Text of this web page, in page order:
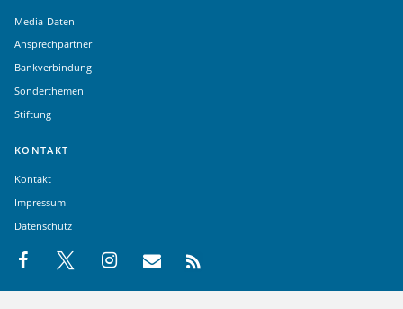
Media-Daten
Ansprechpartner
Bankverbindung
Sonderthemen
Stiftung
KONTAKT
Kontakt
Impressum
Datenschutz